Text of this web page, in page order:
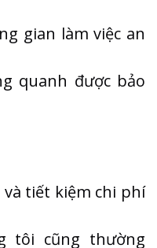
gian làm việc an
quanh được bảo
tiết kiệm chi phí
tôi cũng thường